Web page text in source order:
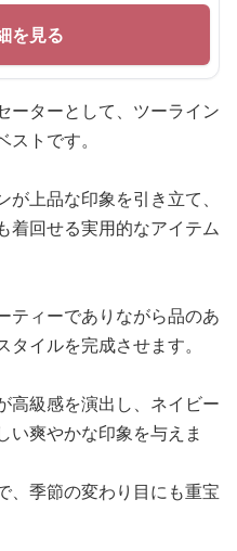
を見る
ーターとして、ツーライン
トです。
上品な印象を引き立て、
着回せる実用的なアイテム
ティーでありながら品のあ
イルを完成させます。
高級感を演出し、ネイビー
い爽やかな印象を与えま
、季節の変わり目にも重宝